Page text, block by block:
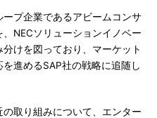
プ企業であるアビームコンサ
NECソリューションイノベー
けを図っており、マーケット
進めるSAP社の戦略に追随し
取り組みについて、エンター